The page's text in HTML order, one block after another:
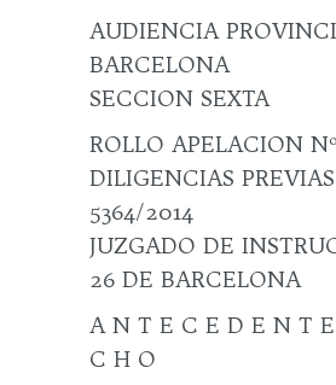
AUDIENCIA
BARCELONA
SECCION SEXTA
ROLLO APELACION
DILIGENCIAS
5364/2014
JUZGADO DE
26 DE BARCELONA
A N T E C E D E N T
C H O